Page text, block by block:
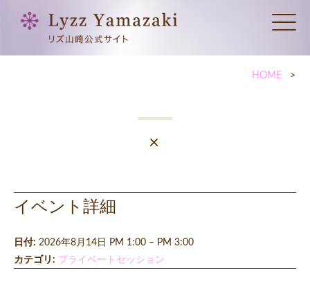
HOME
×
イベント詳細
日付: 2026年8月14日 PM 1:00 – PM 3:00
カテゴリ: プライベートセッション